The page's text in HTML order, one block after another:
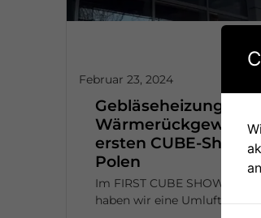
Gebläseheizung mit
ersten CUBE-
Polen
Im FIRST CUBE
haben wir eine
Februar 23, 2024